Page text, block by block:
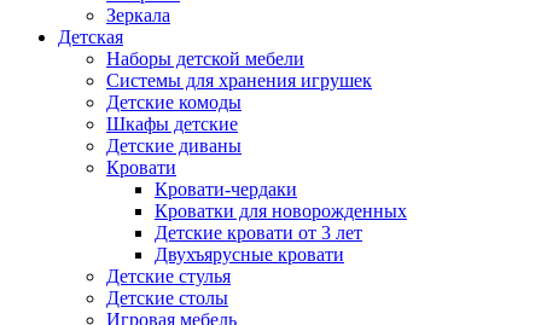
Зеркала
Детская
Наборы детской мебели
Системы для хранения игрушек
Детские комоды
Шкафы детские
Детские диваны
Кровати
Кровати-чердаки
Кроватки для новорожденных
Детские кровати от 3 лет
Двухъярусные кровати
Детские стулья
Детские столы
Игровая мебель